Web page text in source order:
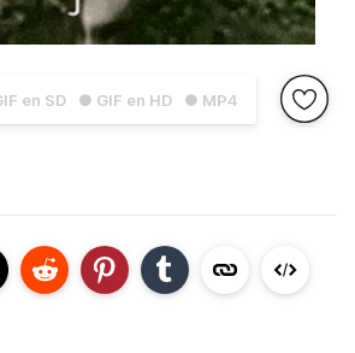
en SD ● GIF en HD ● MP4